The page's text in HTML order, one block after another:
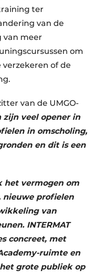
ter
van de
van meer
om
of de
van de UMGO-
zijn veel opener in
in omscholing,
en dit is een
het vermogen om
nieuwe profielen
van
INTERMAT
concreet, met
ruimte en
grote publiek op